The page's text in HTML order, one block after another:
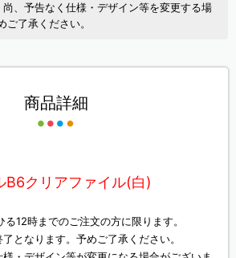
、予告なく仕様・デザイン等を変更する場
了承ください。
商品詳細
クリアファイル(白)
12時までのご注文の方に限ります。
となります。予めご了承ください。